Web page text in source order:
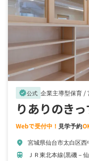
verified公式 企業主導型保育 /
りありのき
Webで受付中！ 見学予約
location_on 宮城県仙台市太白区
train ＪＲ東北本線(黒磯－